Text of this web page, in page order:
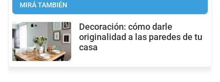
MIRÁ TAMBIÉN
Decoración: cómo darle
originalidad a las paredes de tu
casa